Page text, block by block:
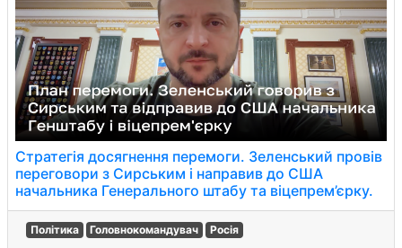
Стратегія досягнення перемоги. Зеленський провів
переговори з Сирським і направив до США
начальника Генерального штабу та віцепрем’єрку.
Політика Головнокомандувач Росія